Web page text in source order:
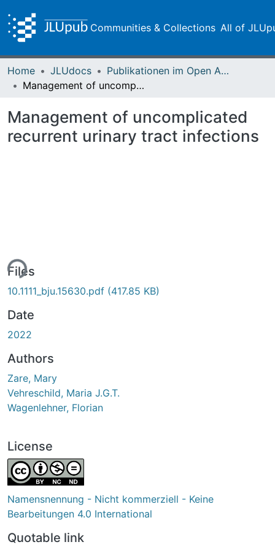
Communities & Collections All of
Home JLUdocs
Publikationen im Open Access gefördert durch die UB
Management of uncomplicated recurrent urinary tract infections
Management of uncomplicated
recurrent urinary tract infections
Files
10.1111_bju.15630.pdf (417.85 KB)
Date
2022
Authors
Zare, Mary
Vehreschild, Maria J.G.T.
Wagenlehner, Florian
License
Namensnennung - Nicht kommerziell - Keine
Bearbeitungen 4.0 International
Quotable link